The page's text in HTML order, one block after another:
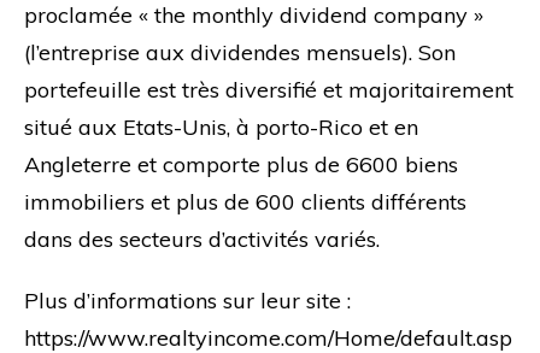
proclamée « the monthly dividend company »
(l’entreprise aux dividendes mensuels). Son
portefeuille est très diversifié et majoritairement
situé aux Etats-Unis, à porto-Rico et en
Angleterre et comporte plus de 6600 biens
immobiliers et plus de 600 clients différents
dans des secteurs d’activités variés.
Plus d’informations sur leur site :
https://www.realtyincome.com/Home/default.asp